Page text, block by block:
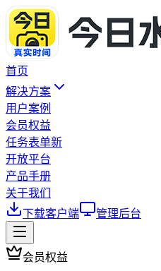
首页
解决方案
用户案例
会员权益
任务表单新
开放平台
产品手册
关于我们
下载客户端
管理后台
会员权益